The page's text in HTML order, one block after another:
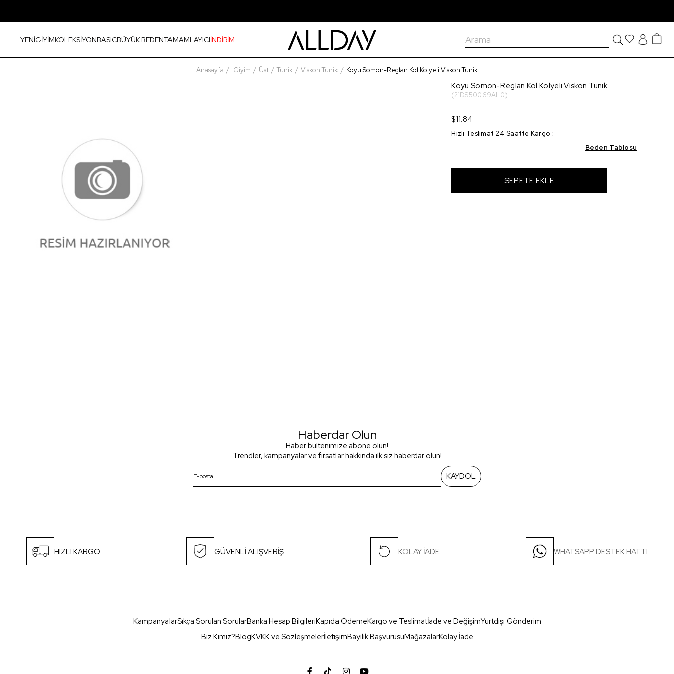
YENİGİYİMKOLEKSİYONBASICBÜYÜK BEDENTAMAMLAYICIİNDİRİM
Anasayfa Giyim Üst Tunik Viskon Tunik Koyu Somon-Reglan Kol Kolyeli Viskon Tunik
Koyu Somon-Reglan Kol Kolyeli Viskon Tunik
(21DS50069AL0)
$11.84
Hızlı Teslimat 24 Saatte Kargo :
Beden Tablosu
Haberdar Olun
Haber bültenimize abone olun!
Trendler, kampanyalar ve fırsatlar hakkında ilk siz haberdar olun!
KAYDOL
HIZLI KARGO GÜVENLİ ALIŞVERİŞ KOLAY İADE WHATSAPP DESTEK HATTI
KampanyalarSıkça Sorulan SorularBanka Hesap BilgileriKapıda ÖdemeKargo ve Teslimatİade ve DeğişimYurtdışı Gönderim
Biz Kimiz?BlogKVKK ve SözleşmelerİletişimBayilik BaşvurusuMağazalarKolay İade